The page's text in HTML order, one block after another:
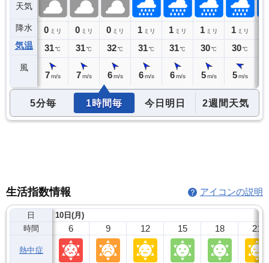
天気
降水
気温
風
0ミリ
31℃
0 ミリ
31℃
7 m/s
0 ミリ
31℃
7 m/s
0 ミリ
32℃
6 m/s
1 ミリ
31℃
6 m/s
1 ミリ
31℃
6 m/s
1 ミリ
30℃
5 m/s
1 ミリ
30℃
5 m/s
5分毎 1時間毎 今日明日 2週間天気
生活指数情報 アイコンの説明
日
時間
熱中症
10日(月)
6 9 12 15 18 21